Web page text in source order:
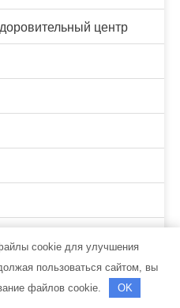
центр
cookie для улучшения
пользоваться сайтом, вы
файлов cookie.
OK